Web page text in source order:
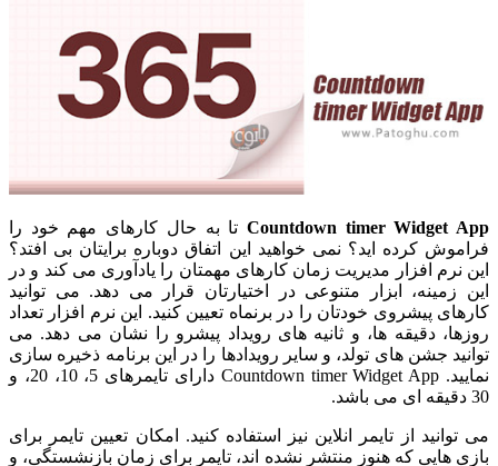
Countdown timer Widget App تا به حال کارهای مهم خود را
فراموش کرده اید؟ نمی خواهید این اتفاق دوباره برایتان بی افتد؟
این نرم افزار مدیریت زمان کارهای مهمتان را یادآوری می کند و در
این زمینه، ابزار متنوعی در اختیارتان قرار می دهد. می توانید
کارهای پیشروی خودتان را در برنماه تعیین کنید. این نرم افزار تعداد
روزها، دقیقه ها، و ثانیه های رویداد پیشرو را نشان می دهد. می
توانید جشن های تولد، و سایر رویدادها را در این برنامه ذخیره سازی
نمایید. Countdown timer Widget App دارای تایمرهای 5، 10، 20، و
30 دقیقه ای می باشد.
می توانید از تایمر انلاین نیز استفاده کنید. امکان تعیین تایمر برای
بازی هایی که هنوز منتشر نشده اند، تایمر برای زمان بازنشستگی، و